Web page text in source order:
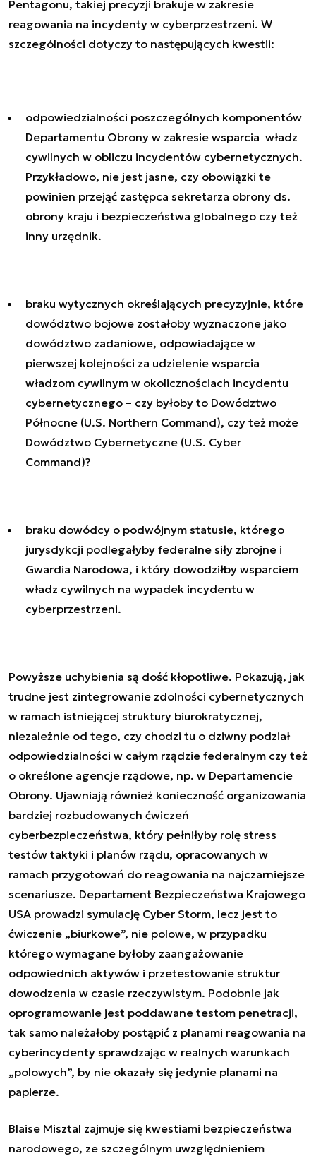
Pentagonu, takiej precyzji brakuje w zakresie
reagowania na incydenty w cyberprzestrzeni. W
szczególności dotyczy to następujących kwestii:
odpowiedzialności poszczególnych komponentów
Departamentu Obrony w zakresie wsparcia władz
cywilnych w obliczu incydentów cybernetycznych.
Przykładowo, nie jest jasne, czy obowiązki te
powinien przejąć zastępca sekretarza obrony ds.
obrony kraju i bezpieczeństwa globalnego czy też
inny urzędnik.
braku wytycznych określających precyzyjnie, które
dowództwo bojowe zostałoby wyznaczone jako
dowództwo zadaniowe, odpowiadające w
pierwszej kolejności za udzielenie wsparcia
władzom cywilnym w okolicznościach incydentu
cybernetycznego – czy byłoby to Dowództwo
Północne (U.S. Northern Command), czy też może
Dowództwo Cybernetyczne (U.S. Cyber
Command)?
braku dowódcy o podwójnym statusie, którego
jurysdykcji podlegałyby federalne siły zbrojne i
Gwardia Narodowa, i który dowodziłby wsparciem
władz cywilnych na wypadek incydentu w
cyberprzestrzeni.
Powyższe uchybienia są dość kłopotliwe. Pokazują, jak
trudne jest zintegrowanie zdolności cybernetycznych
w ramach istniejącej struktury biurokratycznej,
niezależnie od tego, czy chodzi tu o dziwny podział
odpowiedzialności w całym rządzie federalnym czy też
o określone agencje rządowe, np. w Departamencie
Obrony. Ujawniają również konieczność organizowania
bardziej rozbudowanych ćwiczeń
cyberbezpieczeństwa, który pełniłyby rolę stress
testów taktyki i planów rządu, opracowanych w
ramach przygotowań do reagowania na najczarniejsze
scenariusze. Departament Bezpieczeństwa Krajowego
USA prowadzi symulację Cyber Storm, lecz jest to
ćwiczenie „biurkowe”, nie polowe, w przypadku
którego wymagane byłoby zaangażowanie
odpowiednich aktywów i przetestowanie struktur
dowodzenia w czasie rzeczywistym. Podobnie jak
oprogramowanie jest poddawane testom penetracji,
tak samo należałoby postąpić z planami reagowania na
cyberincydenty sprawdzając w realnych warunkach
„polowych”, by nie okazały się jedynie planami na
papierze.
Blaise Misztal zajmuje się kwestiami bezpieczeństwa
narodowego, ze szczególnym uwzględnieniem